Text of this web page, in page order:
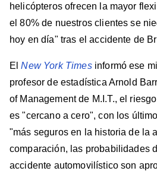
helicópteros ofrecen la mayor
el 80% de nuestros clientes se
hoy en día" tras el accidente de
ElNew York Timesinformó ese
profesor de estadística Arnold
of Management de M.I.T., el
es "cercano a cero", con los
"más seguros en la historia de la
comparación, las probabilidades
accidente automovilístico son